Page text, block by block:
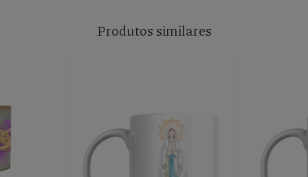
Produtos similares